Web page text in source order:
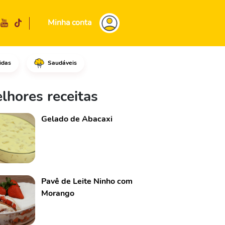
Minha conta
Saudáveis
e páprica doce.Faça um
receitas
Gelado de Abacaxi
Pavê de Leite Ninho com
Morango